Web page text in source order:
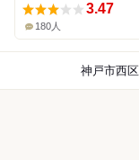
3.47
180人
神戸市西